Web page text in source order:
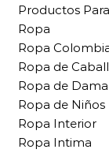
Productos
Ropa
Ropa
Ropa de
Ropa de Dama
Ropa de Niños
Ropa Interior
Ropa Intima